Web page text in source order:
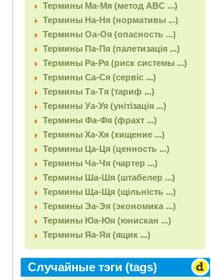
Термины Ма-Мя (метод АВС ...)
Термины На-Ня (нормативы ...)
Термины Оа-Оя (опасность ...)
Термины Па-Пя (палетизація ...)
Термины Ра-Ря (риск системы ...)
Термины Са-Ся (сервіс ...)
Термины Та-Тя (тариф ...)
Термины Уа-Уя (унітізація ...)
Термины Фа-Фя (фрахт ...)
Термины Ха-Хя (хищение ...)
Термины Ца-Ця (ценность ...)
Термины Ча-Чя (чартер ...)
Термины Ша-Шя (штабелер ...)
Термины Ща-Щя (щільність ...)
Термины Эа-Эя (экономика ...)
Термины Юа-Юя (юнискан ...)
Термины Яа-Яя (ящик ...)
Случайные тэги (tags)